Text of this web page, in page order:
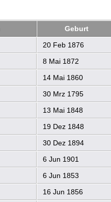
Geburt
20 Feb 1876
8 Mai 1872
14 Mai 1860
30 Mrz 1795
13 Mai 1848
19 Dez 1848
30 Dez 1894
6 Jun 1901
6 Jun 1853
16 Jun 1856